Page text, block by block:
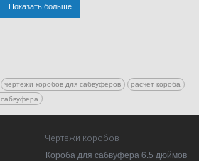
Показать больше
чертежи коробов для сабвуферов
расчет короба
Чертежи коробов
Короба для сабвуфера 6.5 дюймов